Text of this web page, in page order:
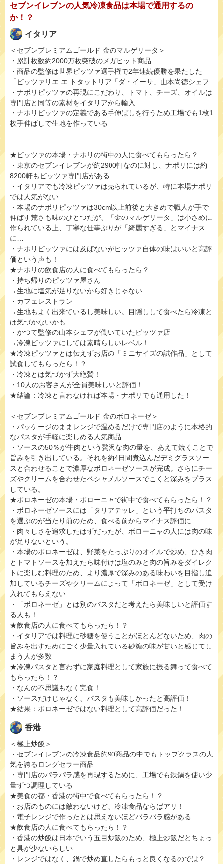
セブンイレブンの人気冷凍食品は本場で通用するの
か！？
イタリア
＜セブンプレミアムゴールド 金のマルゲリータ＞
・累計枚数約2000万枚突破のメガヒット商品
・商品の監修は世界ピッツァ選手権で2年連続優勝を果たした
「ピッツァリエ エ トタットリア「ダ・イーサ」山本尚徳シェフ
・ナポリピッツァの再現にこだわり、トマト、チーズ、オイルは
専門店と同等の素材をイタリアから輸入
・ナポリピッツァの定義である手伸ばしを行うため工場でも1枚1
枚手伸ばしで生地を作っている
★ピッツァの本場・ナポリの街中の人に食べてもらったら？
・東京のセブンイレブンが約2900軒なのに対し、ナポリには約
8200軒もピッツァ専門店がある
・イタリアでも冷凍ピッツァは売られているが、特に本場ナポリ
では人気がない
・本場のナポリピッツァは30cm以上前後と大きめで職人が手で
伸ばす荒さも味のひとつだが、「金のマルゲリータ」は小さめに
作られている上、丁寧な仕事ぶりが「綺麗すぎる」とマイナス
に…
・ナポリピッツァには及ばないがピッツァ自体の味はいいと高評
価という声も！
★ナポリの飲食店の人に食べてもらったら？
・持ち帰りのピッツァ屋さん
→生地に塩気が足りないから好きじゃない
・カフェレストラン
→生地もよく出来ているし美味しい。目隠しして食べたら冷凍と
は気づかないかも
・かつて監修の山本シェフが働いていたピッツァ店
→冷凍ピッツァにしては素晴らしいレベル！
★冷凍ピッツァとは伝えずお店の「ミニサイズの試作品」として
試食してもらったら！？
・冷凍とは気づかず大絶賛！
・10人のお客さんが全員美味しいと評価！
★結論：冷凍と言わなければ本場・ナポリでも通用した！
＜セブンプレミアムゴールド 金のボロネーゼ＞
・パッケージのままレンジで温めるだけで専門店のように本格的
なパスタが手軽に楽しめる人気商品
・ソースの50％が牛肉という贅沢な肉の量を、あえて焼くことで
旨みを引き出している。それを約4日間煮込んだデミグラスソー
スと合わせることで濃厚なボロネーゼソースが完成。さらにチー
ズやクリームを合わせたベシャメルソースでこくと深みをプラス
している。
★ボロネーゼの本場・ボローニャで街中で食べてもらったら！？
・ボロネーゼソースには「タリアテッレ」という平打ちのパスタ
を選ぶのが当たり前のため、食べる前からマイナス評価に…
・肉々しさを追求したはずだったが、ボローニャの人には肉の味
が足りないという。
・本場のボロネーゼは、野菜をたっぷりのオイルで炒め、ひき肉
とトマトソースを加えたら味付けは塩のみと肉の旨みをダイレク
トに楽しむ料理のため、より濃厚で深みのある味わいを目指し追
加しているチーズやクリームによって「ボロネーゼ」として受け
入れてもらえない
・「ボロネーゼ」とは別のパスタだと考えたら美味しいと評価す
る人も！
★飲食店の人に食べてもらったら！？
・イタリアでは料理に砂糖を使うことがほとんどないため、肉の
旨みを出すためにごく少量入れている砂糖の味が甘いと感じてし
まう人が多数
★冷凍パスタと言わずに家庭料理として家族に振る舞って食べて
もらったら！？
・なんの不思議もなく完食！
・ソースだけじゃなく、パスタも美味しかったと高評価！
★結果：ボロネーゼではない料理として高評価だった！
香港
＜極上炒飯＞
・セブンイレブンの冷凍食品約90商品の中でもトップクラスの人
気を誇るロングセラー商品
・専門店のパラパラ感を再現するために、工場でも鉄鍋を使い少
量ずつ調理している
★美食の都・香港の街中で食べてもらったら！？
・お店のものには敵わないけど、冷凍食品ならばアリ！
・電子レンジで作ったとは思えないほどパラパラ感がある
★飲食店の人に食べてもらったら！？
・香港の炒飯は日本でいう五目炒飯のため、極上炒飯だとちょっ
と具が少ないらしい
・レンジではなく、鍋で炒め直したらもっと良くなるのでは？